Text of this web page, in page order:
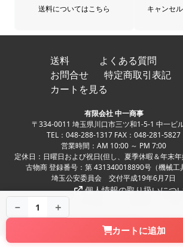
－ 1 ＋
カートに追加
送料についてはこちら
キャンセ
送料 よくある質問
お問合せ
特定商取引表記
カートを見る
有限会社 中一商事
〒334-0011 埼玉県川口市三ツ和1-5-1 中一ビ
TEL：048-288-1317 FAX：048-281-5827
営業時間：AM 10:00 ～ PM 7:00
定休日：日曜日および祝日(但し、夏季休暇＆年末
古物商 登録番号：第 431340018890号（機械工
埼玉公安委員会 交付平成19年6月7日
個人情報の取り扱いにつ
中古パチンコ、中古スロット、家スロ、